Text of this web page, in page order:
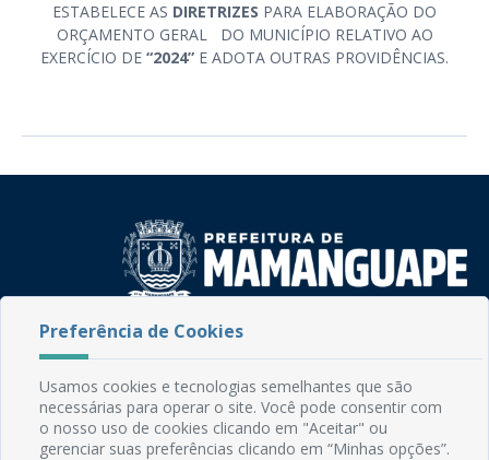
ESTABELECE AS DIRETRIZES PARA ELABORAÇÃO DO
ORÇAMENTO GERAL DO MUNICÍPIO RELATIVO AO
EXERCÍCIO DE “2024” E ADOTA OUTRAS PROVIDÊNCIAS.
Rua do Imperador, 78, Centro
CEP: 58.280-000 - Mamanguape/PB
Fone: (83) 3292-2246
Email: comunicacao@mamanguape.pb.gov.br
Expediente: Segunda à Sexta, das 08h às 13h
Preferência de Cookies
Usamos cookies e tecnologias semelhantes que são
necessárias para operar o site. Você pode consentir com
o nosso uso de cookies clicando em "Aceitar" ou
gerenciar suas preferências clicando em “Minhas opções”.